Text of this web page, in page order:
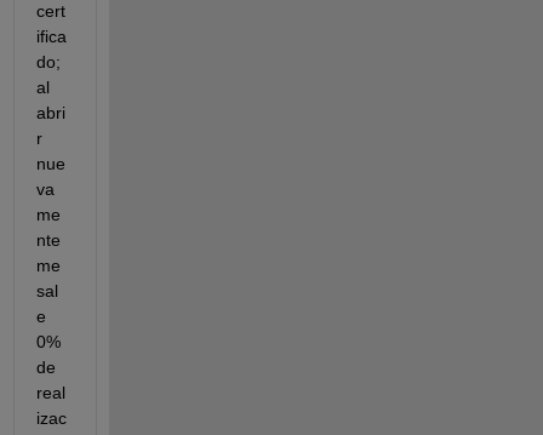
cert
ifica
do;
al
abri
r
nue
va
me
nte
me
sal
e
0%
de
real
izac